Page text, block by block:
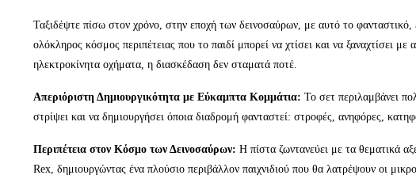
Ταξιδέψτε πίσω στον χρόνο, στην εποχή των δεινοσαύρων, με αυτό το φανταστικό,
ολόκληρος κόσμος περιπέτειας που το παιδί μπορεί να χτίσει και να
ηλεκτροκίνητα οχήματα, η διασκέδαση δεν σταματά ποτέ.
Απεριόριστη Δημιουργικότητα με Εύκαμπτα Κομμάτια: Το σετ περιλαμβάνει
στρίψει και να δημιουργήσει όποια διαδρομή φανταστεί: στροφές, ανηφόρες,
Περιπέτεια στον Κόσμο των Δεινοσαύρων: Η πίστα ζωντανεύει με τα θεματικά
Rex, δημιουργώντας ένα πλούσιο περιβάλλον παιχνιδιού που θα λατρέψουν οι